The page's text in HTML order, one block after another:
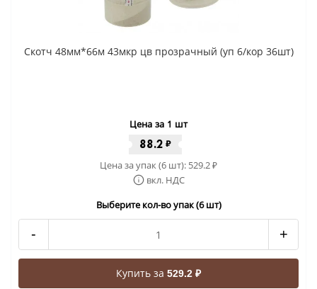
Скотч 48мм*66м 43мкр цв прозрачный (уп 6/кор 36шт)
Цена за 1 шт
88.2 ₽
Цена за упак (6 шт): 529.2₽
вкл. НДС
Выберите кол-во упак (6 шт)
- +
Купить за 529.2 ₽